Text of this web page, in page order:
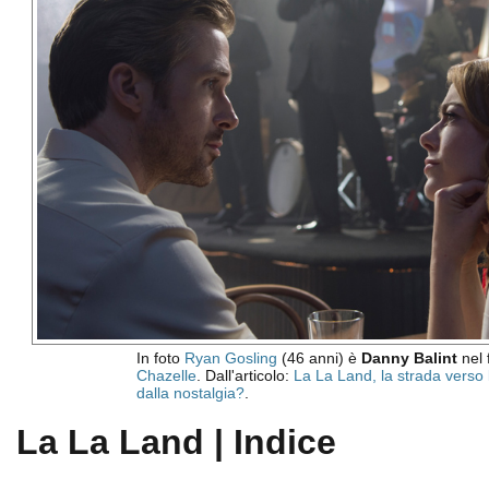
In foto Ryan Gosling (46 anni) è Danny Balintnel
Chazelle. Dall'articolo: La La Land, la strada verso
dalla nostalgia?.
La La Land | Indice